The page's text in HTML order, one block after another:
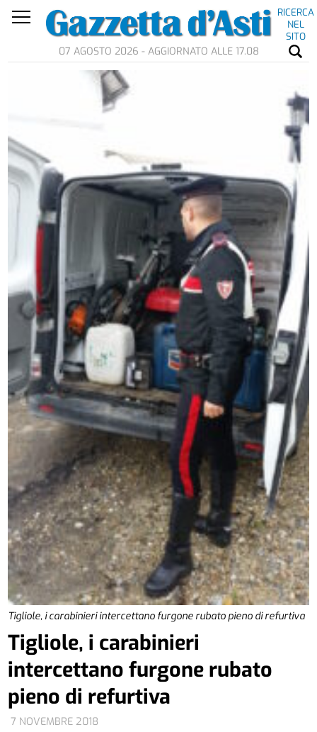
RICERCA
NEL
SITO
07 AGOSTO 2026 - AGGIORNATO ALLE 17.08
Tigliole, i carabinieri intercettano furgone rubato pieno di refurtiva
7 NOVEMBRE 2018
Tigliole, i carabinieri
intercettano furgone rubato
pieno di refurtiva